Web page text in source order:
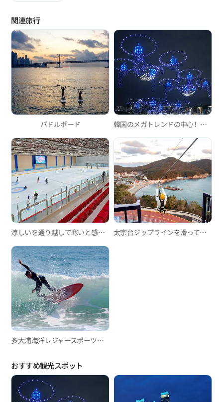
関連旅行
パドルボード 韓国のメガトレンドの中心！広安里Mドローンライトショー
涼しいを通り越して寒いと感じる場所、今年の夏は釜山屋内アイススケート場で涼もう！ 太宗台ジップラインを滑って海の上を滑空しよう
多大浦海洋レジャースポーツセンターで楽しむエクストリームウォータースポーツ
おすすめ観光スポット